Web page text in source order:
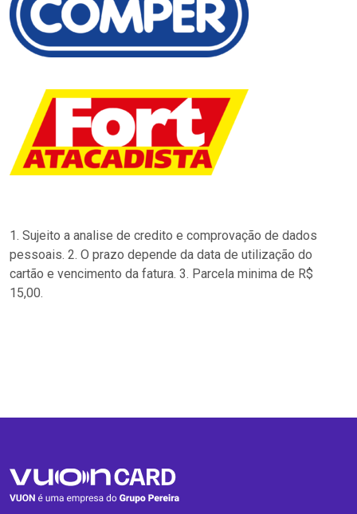
1. Sujeito a analise de credito e comprovação de dados
pessoais. 2. O prazo depende da data de utilização do
cartão e vencimento da fatura. 3. Parcela minima de R$
15,00.